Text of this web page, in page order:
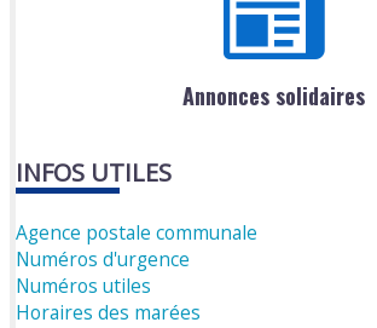
Annonces solidaires
INFOS UTILES
Agence postale communale
Numéros d'urgence
Numéros utiles
Horaires des marées